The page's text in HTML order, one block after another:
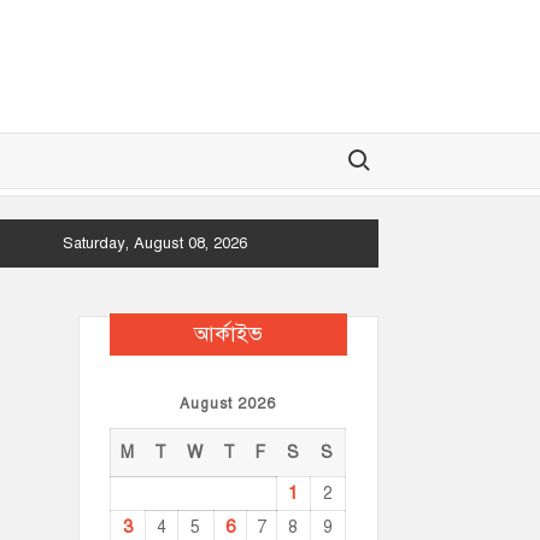
Search for:
Saturday, August 08, 2026
আর্কাইভ
August 2026
M T W T F S S
1 2
3 4 5 6 7 8
9